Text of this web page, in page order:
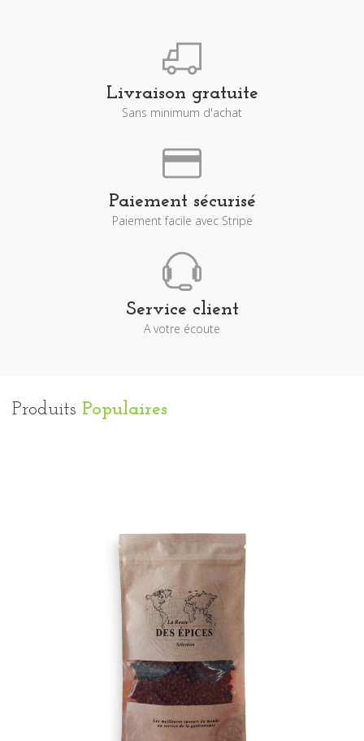
Livraison gratuite
Sans minimum d'achat
Paiement sécurisé
Paiement facile avec Stripe
Service client
A votre écoute
Produits Populaires